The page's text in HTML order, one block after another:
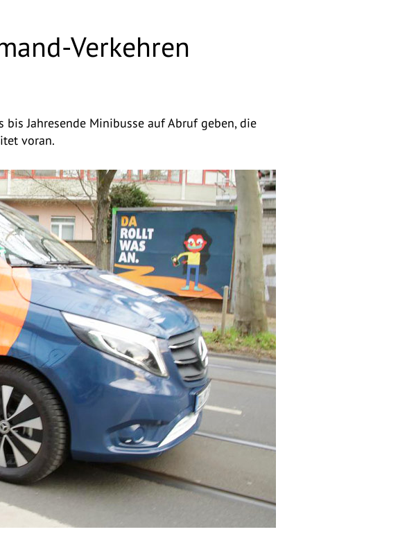
Verkehren
Jahresende Minibusse auf Abruf geben, die
voran.